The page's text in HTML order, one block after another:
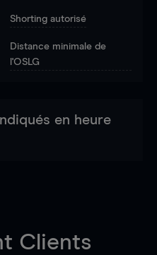
Shorting autorisé
Distance minimale de
l'OSLG
en heure
Clients